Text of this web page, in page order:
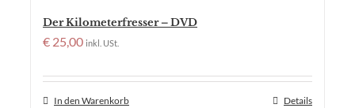
Der Kilometerfresser – DVD
€ 25,00 inkl. USt.
In den Warenkorb Details